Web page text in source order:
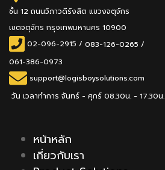
ชั้น 12 ถนนวิภาวดีรังสิต แขวงจตุจักร
เขตจตุจักร กรุงเทพมหานคร 10900
02-096-2915/083-126-0265 /
061-386-0973
support@logisboysolutions.com
วัน เวลาทำการ จันทร์ - ศุกร์ 08.30น. - 17.30น.
หน้าหลัก
เกี่ยวกับเรา